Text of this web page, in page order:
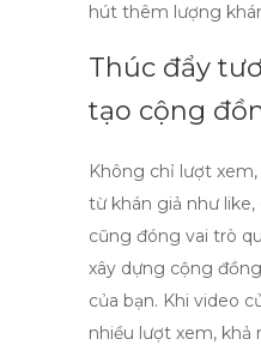
hút thêm lượng
Thúc đẩy
tạo cộng
Không chỉ lượt
từ khán giả như like,
cũng đóng vai trò
xây dựng cộng
của bạn. Khi video
nhiều lượt xem, khả